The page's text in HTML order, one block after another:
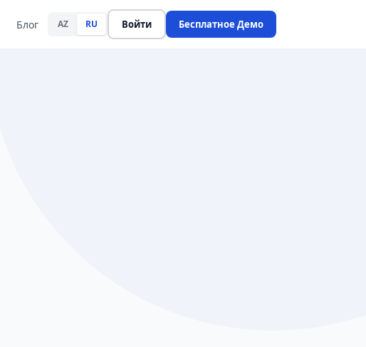
Блог AZ RU Войти Бесплатное Демо